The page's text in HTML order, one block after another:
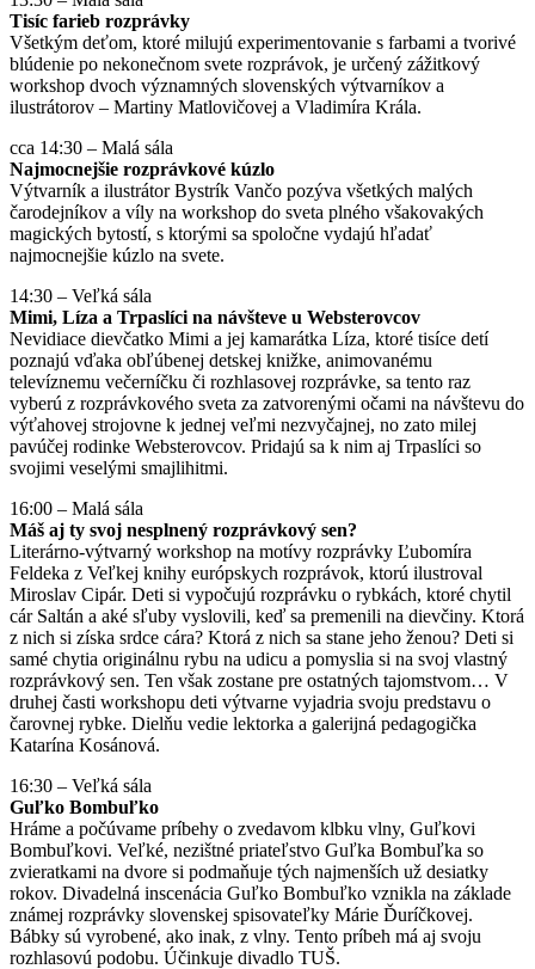
Tisíc farieb rozprávky
Všetkým deťom, ktoré milujú experimentovanie s farbami a tvorivé
blúdenie po nekonečnom svete rozprávok, je určený zážitkový
workshop dvoch významných slovenských výtvarníkov a
ilustrátorov – Martiny Matlovičovej a Vladimíra Krála.
cca 14:30 – Malá sála
Najmocnejšie rozprávkové kúzlo
Výtvarník a ilustrátor Bystrík Vančo pozýva všetkých malých
čarodejníkov a víly na workshop do sveta plného všakovakých
magických bytostí, s ktorými sa spoločne vydajú hľadať
najmocnejšie kúzlo na svete.
14:30 – Veľká sála
Mimi, Líza a Trpaslíci na návšteve u Websterovcov
Nevidiace dievčatko Mimi a jej kamarátka Líza, ktoré tisíce detí
poznajú vďaka obľúbenej detskej knižke, animovanému
televíznemu večerníčku či rozhlasovej rozprávke, sa tento raz
vyberú z rozprávkového sveta za zatvorenými očami na návštevu do
výťahovej strojovne k jednej veľmi nezvyčajnej, no zato milej
pavúčej rodinke Websterovcov. Pridajú sa k nim aj Trpaslíci so
svojimi veselými smajlihitmi.
16:00 – Malá sála
Máš aj ty svoj nesplnený rozprávkový sen?
Literárno-výtvarný workshop na motívy rozprávky Ľubomíra
Feldeka z Veľkej knihy európskych rozprávok, ktorú ilustroval
Miroslav Cipár. Deti si vypočujú rozprávku o rybkách, ktoré chytil
cár Saltán a aké sľuby vyslovili, keď sa premenili na dievčiny. Ktorá
z nich si získa srdce cára? Ktorá z nich sa stane jeho ženou? Deti si
samé chytia originálnu rybu na udicu a pomyslia si na svoj vlastný
rozprávkový sen. Ten však zostane pre ostatných tajomstvom… V
druhej časti workshopu deti výtvarne vyjadria svoju predstavu o
čarovnej rybke. Dielňu vedie lektorka a galerijná pedagogička
Katarína Kosánová.
16:30 – Veľká sála
Guľko Bombuľko
Hráme a počúvame príbehy o zvedavom klbku vlny, Guľkovi
Bombuľkovi. Veľké, nezištné priateľstvo Guľka Bombuľka so
zvieratkami na dvore si podmaňuje tých najmenších už desiatky
rokov. Divadelná inscenácia Guľko Bombuľko vznikla na základe
známej rozprávky slovenskej spisovateľky Márie Ďuríčkovej.
Bábky sú vyrobené, ako inak, z vlny. Tento príbeh má aj svoju
rozhlasovú podobu. Účinkuje divadlo TUŠ.